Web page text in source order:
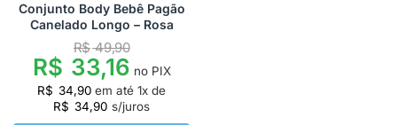
Conjunto Body Bebê Pagão
Canelado Longo – Rosa
R$49,90
R$ 33,16 no PIX
R$ 34,90 em até 1x de
R$ 34,90 s/juros